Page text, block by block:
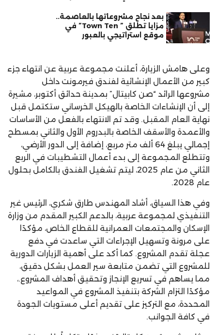
بعد نجاح مشروعاتها بالعاصمة..
مزايا تطلق ” Town Ten” في
موقع استراتيجي بالعبور
وعلى هامش الزيارة، أعلنت مجموعة عربية عن انتهاء جزء
كبير من الأعمال الإنشائية لفندق فيرمونت داخل
مشروعها الرائد “صن كابيتال” بمدينة حدائق أكتوبر، مشيرة
إلى أن الإنشاءات الخاصة بالهيكل الخرساني ستكتمل قبل
نهاية العام المقبل. وقد تم الانتهاء بالفعل من الأساسات
والأعمدة والأسقف الخاصة بالبدروم الأول والثاني بمسطح
إجمالي يبلغ 64 ألف متر مربع، إضافة إلى الدور الأرضي،
وتتطلع المجموعة إلى بدء أعمال التشطيبات في الربع
الثاني من عام 2025، ليتم تشغيل الفندق بالكامل بحلول
عام 2028.
وفي هذا السياق، أشاد المهندس طارق شكري، الرئيس غير
التنفيذي لمجموعة عربية، بالدعم الكبير المقدم من وزارة
الإسكان والمجتمعات العمرانية للقطاع الخاص، مؤكدًا
على مرونة وتسهيل الإجراءات التي ساعدت في دفع
عجلة تقدم المشروع. كما أكد على أهمية الزيارات الدورية
للمشروع التي تضمن متابعة سير العمل بشكل دقيق،
مما يساهم في تسريع الإنجاز وتحقيق أهداف المشروع.،
مؤكدًا التزام الشركة بتنفيذ المشروع في المواعيد
المحددة، مع التركيز على تقديم أعلى مستويات الجودة
في كافة الجوانب.